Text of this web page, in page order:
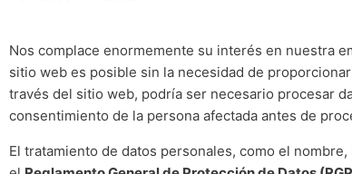
Nos complace enormemente su interés en nuestra
sitio web es posible sin la necesidad de
través del sitio web, podría ser necesario procesar
consentimiento de la persona afectada antes de
El tratamiento de datos personales, como el